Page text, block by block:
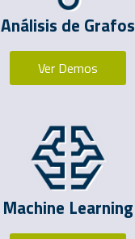
Análisis de Grafos
Ver Demos
Machine Learning